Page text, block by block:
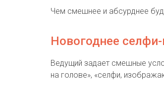
Чем смешнее и абсурднее
Новогоднее
Ведущий задает смешные
на голове», «селфи,